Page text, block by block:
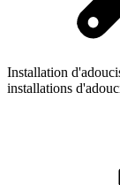
Installation
installations